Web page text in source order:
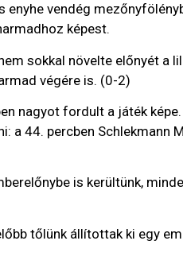
enyhe vendég
képest.
sokkal növelte előnyét a
végére is. (0-2)
nagyot fordult a játék
a 44. percben
is kerültünk,
tőlünk állítottak ki egy